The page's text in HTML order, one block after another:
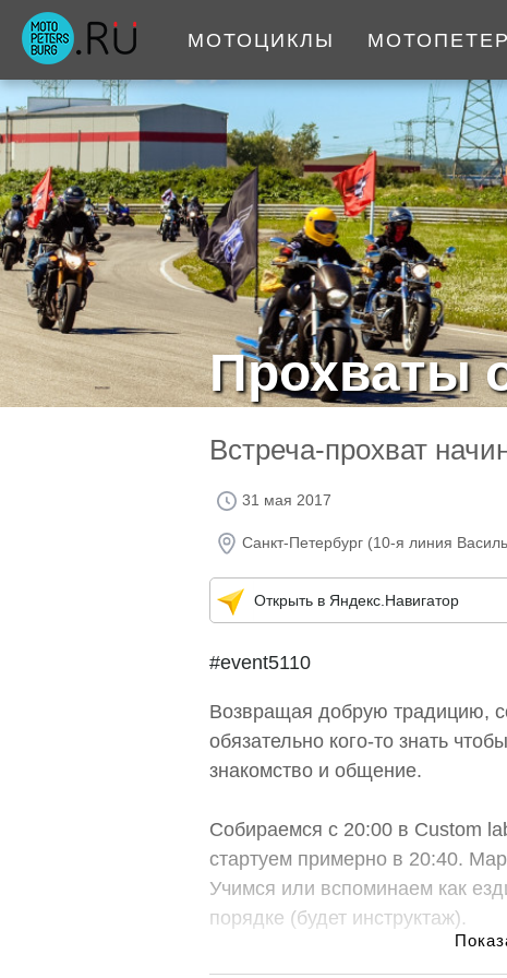
МОТОЦИКЛЫ
Прохваты
Встреча-прохват
31 мая 2017
Санкт-Петербург (10-я линия
Открыть в Яндекс.Навигатор
#event5110
Возвращая добрую традицию,
обязательно кого-то знать
знакомство и общение.
Собираемся с 20:00 в Custom
стартуем примерно в 20:40.
Учимся или вспоминаем как
порядке (будет инструктаж).